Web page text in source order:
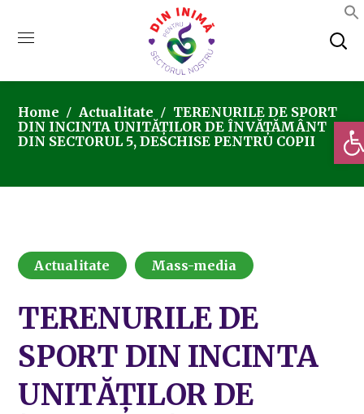
Home Actualitate
TERENURILE DE SPORT
DIN INCINTA UNITĂȚILOR DE ÎNVĂȚĂMÂNT
DIN SECTORUL 5, DESCHISE PENTRU COPII
Actualitate Mass-media
TERENURILE DE
SPORT DIN INCINTA
UNITĂȚILOR DE